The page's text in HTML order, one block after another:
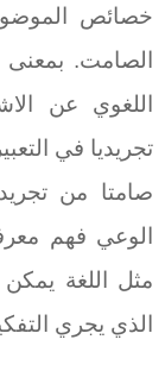
خصائص
الصامت. بمعنى
اللغوي عن
تجريديا في
صامتا من
الوعي فهم
مثل اللغة
الذي يجري